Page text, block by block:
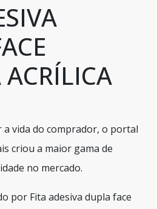
a vida do comprador, o portal
criou a maior gama de
no mercado.
por Fita adesiva dupla face